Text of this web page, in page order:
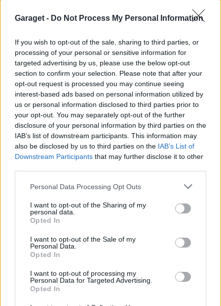
Garaget - Do Not Process My Personal Information
If you wish to opt-out of the sale, sharing to third parties, or
processing of your personal or sensitive information for
targeted advertising by us, please use the below opt-out
section to confirm your selection. Please note that after your
opt-out request is processed you may continue seeing
interest-based ads based on personal information utilized by
us or personal information disclosed to third parties prior to
your opt-out. You may separately opt-out of the further
disclosure of your personal information by third parties on the
IAB’s list of downstream participants. This information may
also be disclosed by us to third parties on the IAB’s List of
Downstream Participants that may further disclose it to other
Personal Data Processing Opt Outs
I want to opt-out of the Sharing of my
personal data.
Opted In
I want to opt-out of the Sale of my
Personal Data.
Opted In
I want to opt-out of processing my
Personal Data for Targeted Advertising.
Opted In
Puttelitens projekt Audi S2 Avant. Back
Senaste inlägget avPutteliten för 15 timmar sedaniProjekt
Volkswagen Golf MK4 v6 4motion OEM++
med JDM inspiration.
Senaste inlägget avStol3n_Identity Igår 10:06iProjekt
Manta b som ska räddas (kaross eller
delar sökes)
122 svar
Senaste inlägget avTyfors torsdag 23:25iProjekt
Huggern goes big block with 427 ZL-1! 551 svar
Senaste inlägget avhugger69 torsdag 23:01iProjekt
Camaro som bruksbil?! 57 svar
Senaste inlägget avEv_volvo142 torsdag 22:10 Projekt
Volkswagen split bus t1 1962
Senaste inlägget av
Golf Mk2 16v Turbo
Senaste inlägget av Projekt
Senaste inlägget avjarleb torsdag 17:26i
Volvo 245 ?Turbo?